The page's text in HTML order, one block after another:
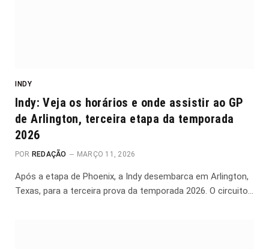
INDY
Indy: Veja os horários e onde assistir ao GP
de Arlington, terceira etapa da temporada
2026
POR REDAÇÃO MARÇO 11, 2026
Após a etapa de Phoenix, a Indy desembarca em Arlington,
Texas, para a terceira prova da temporada 2026. O circuito…